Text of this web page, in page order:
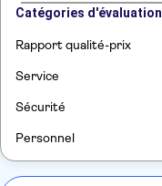
Catégories d'évaluation
Rapport qualité-prix
Service
Sécurité
Personnel